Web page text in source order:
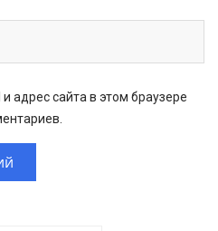
адрес сайта в этом браузере